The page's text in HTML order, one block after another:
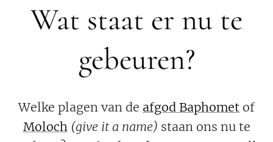
Wat staat er nu te
gebeuren?
Welke plagen van de afgod Baphomet of
Moloch (give it a name) staan ons nu te